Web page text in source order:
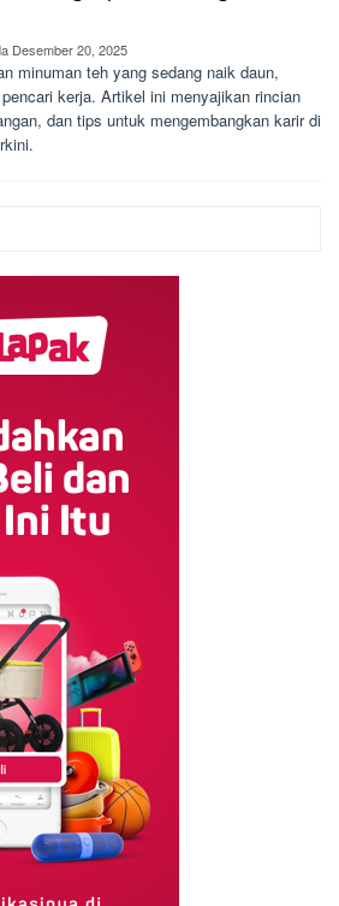
Desember 20, 2025
minuman teh yang sedang naik daun,
kerja. Artikel ini menyajikan rincian
dan tips untuk mengembangkan karir di